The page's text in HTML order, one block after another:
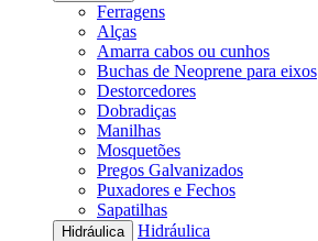
Ferragens
Alças
Amarra cabos ou cunhos
Buchas de Neoprene para eixos
Destorcedores
Dobradiças
Manilhas
Mosquetões
Pregos Galvanizados
Puxadores e Fechos
Sapatilhas
Hidráulica
Hidráulica